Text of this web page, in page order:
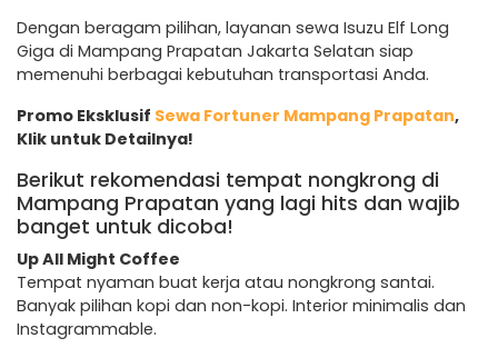
Dengan beragam pilihan, layanan sewa Isuzu Elf Long
Giga di Mampang Prapatan Jakarta Selatan siap
memenuhi berbagai kebutuhan transportasi Anda.
Promo Eksklusif Sewa Fortuner Mampang Prapatan,
Klik untuk Detailnya!
Berikut rekomendasi tempat nongkrong di
Mampang Prapatan yang lagi hits dan wajib
banget untuk dicoba!
Up All Might Coffee
Tempat nyaman buat kerja atau nongkrong santai.
Banyak pilihan kopi dan non-kopi. Interior minimalis dan
Instagrammable.